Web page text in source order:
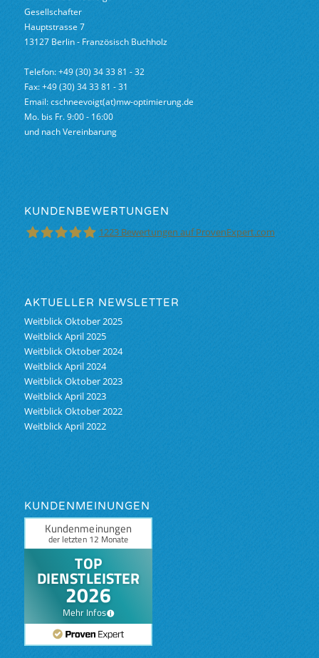
Gesellschafter
Hauptstrasse 7
13127 Berlin - Französisch Buchholz
Telefon: +49 (30) 34 33 81 - 32
Fax: +49 (30) 34 33 81 - 31
Email: cschneevoigt(at)mw-optimierung.de
Mo. bis Fr. 9:00 - 16:00
und nach Vereinbarung
KUNDENBEWERTUNGEN
1223Bewertungen auf ProvenExpert.com
AKTUELLER NEWSLETTER
Weitblick Oktober 2025
Weitblick April 2025
Weitblick Oktober 2024
Weitblick April 2024
Weitblick Oktober 2023
Weitblick April 2023
Weitblick Oktober 2022
Weitblick April 2022
KUNDENMEINUNGEN